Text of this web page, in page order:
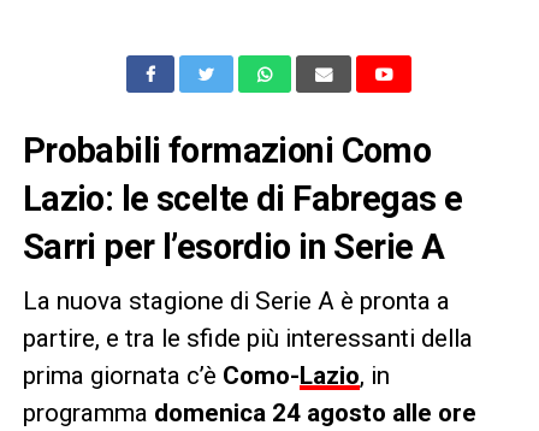
Probabili formazioni Como
Lazio: le scelte di Fabregas e
Sarri per l’esordio in Serie A
La nuova stagione di Serie A è pronta a
partire, e tra le sfide più interessanti della
prima giornata c’è Como-Lazio, in
programma domenica 24 agosto alle ore